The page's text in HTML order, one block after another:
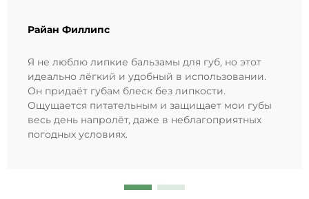
Райан Филлипс
Я не люблю липкие бальзамы для губ, но этот
идеально лёгкий и удобный в использовании.
Он придаёт губам блеск без липкости.
Ощущается питательным и защищает мои губы
весь день напролёт, даже в неблагоприятных
погодных условиях.